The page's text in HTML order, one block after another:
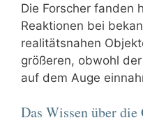
Die Forscher fanden
Reaktionen bei
realitätsnahen
größeren, obwohl
auf dem Auge
Das Wissen über die